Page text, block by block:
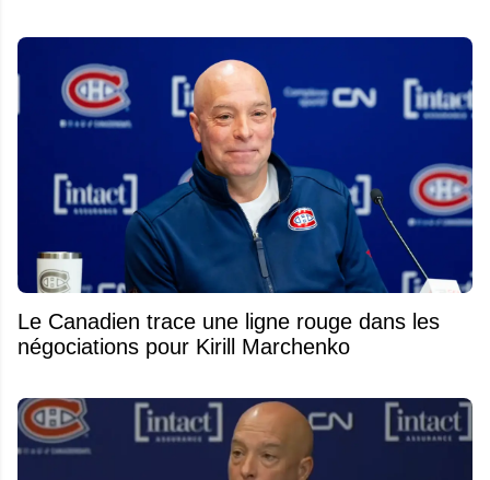
Le Canadien trace une ligne rouge dans les
négociations pour Kirill Marchenko